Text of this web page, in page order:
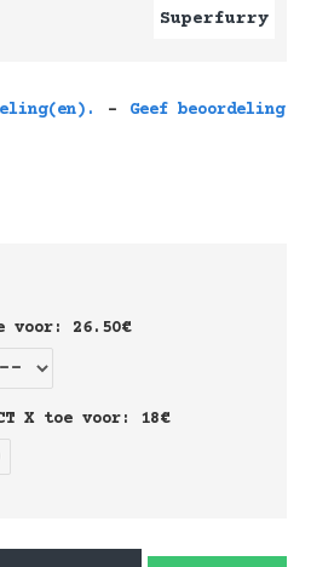
Superfurry
- Geef beoordeling
voor: 26.50€
X toe voor: 18€